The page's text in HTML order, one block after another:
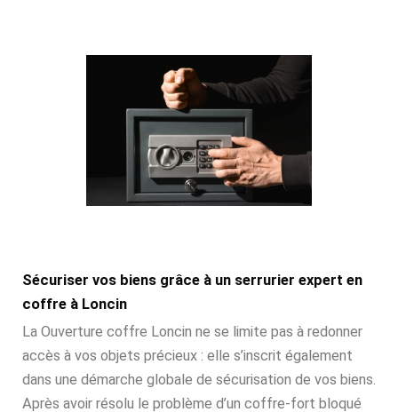
Sécuriser vos biens grâce à un serrurier expert en
coffre à Loncin
La Ouverture coffre Loncin ne se limite pas à redonner
accès à vos objets précieux : elle s’inscrit également
dans une démarche globale de sécurisation de vos biens.
Après avoir résolu le problème d’un coffre-fort bloqué